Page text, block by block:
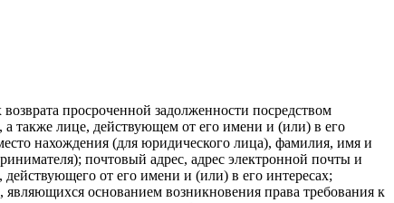
просроченной задолженности посредством
также лице, действующем от его имени и (или) в его
нахождения (для юридического лица), фамилия, имя и
почтовый адрес, адрес электронной почты и
от его имени и (или) в его интересах;
основанием возникновения права требования к